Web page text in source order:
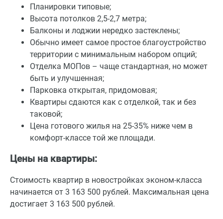
Планировки типовые;
Высота потолков 2,5-2,7 метра;
Балконы и лоджии нередко застеклены;
Обычно имеет самое простое благоустройство
территории с минимальным набором опций;
Отделка МОПов – чаще стандартная, но может
быть и улучшенная;
Парковка открытая, придомовая;
Квартиры сдаются как с отделкой, так и без
таковой;
Цена готового жилья на 25-35% ниже чем в
комфорт-классе той же площади.
Цены на квартиры:
Стоимость квартир в новостройках эконом-класса
начинается от 3 163 500 рублей. Максимальная цена
достигает 3 163 500 рублей.